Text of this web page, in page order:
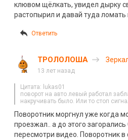
клювом щёлкать, увидел дырку
растопырил и давай туда ломать
Ответить
ТРОЛОЛОША
13 лет назад
Цитата: lukas01
поворот на авто левый работал
накручивать было. Или то стоп
Поворотник моргнул уже когда
проезжал.. а до этого
пересмотри видео. Поворотник